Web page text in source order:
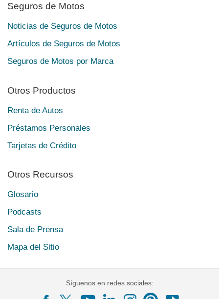
Seguros de Motos
Noticias de Seguros de Motos
Artículos de Seguros de Motos
Seguros de Motos por Marca
Otros Productos
Renta de Autos
Préstamos Personales
Tarjetas de Crédito
Otros Recursos
Glosario
Podcasts
Sala de Prensa
Mapa del Sitio
Síguenos en redes sociales: